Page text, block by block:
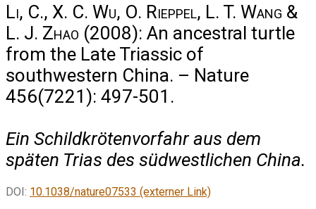
Li, C., X. C. Wu, O. Rieppel, L. T. Wang &
L. J. Zhao (2008): An ancestral turtle
from the Late Triassic of
southwestern China. – Nature
456(7221): 497-501.
Ein Schildkrötenvorfahr aus dem
späten Trias des südwestlichen China.
DOI: 10.1038/nature07533 (externer Link)